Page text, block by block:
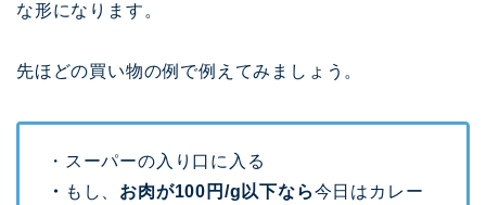
な形になります。
先ほどの買い物の例で例えてみましょう。
・スーパーの入り口に入る
・ もし、 お肉が100円/g以下なら今日はカレー